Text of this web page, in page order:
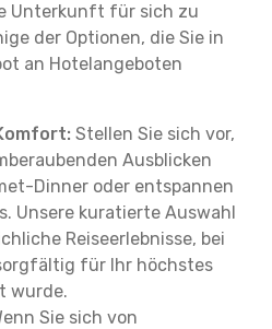
Unterkunft für sich zu
der Optionen, die Sie in
an Hotelangeboten
Stellen Sie sich vor,
Ausblicken
Dinner oder entspannen
Unsere kuratierte Auswahl
Reiseerlebnisse, bei
für Ihr höchstes
wurde.
Sie sich von